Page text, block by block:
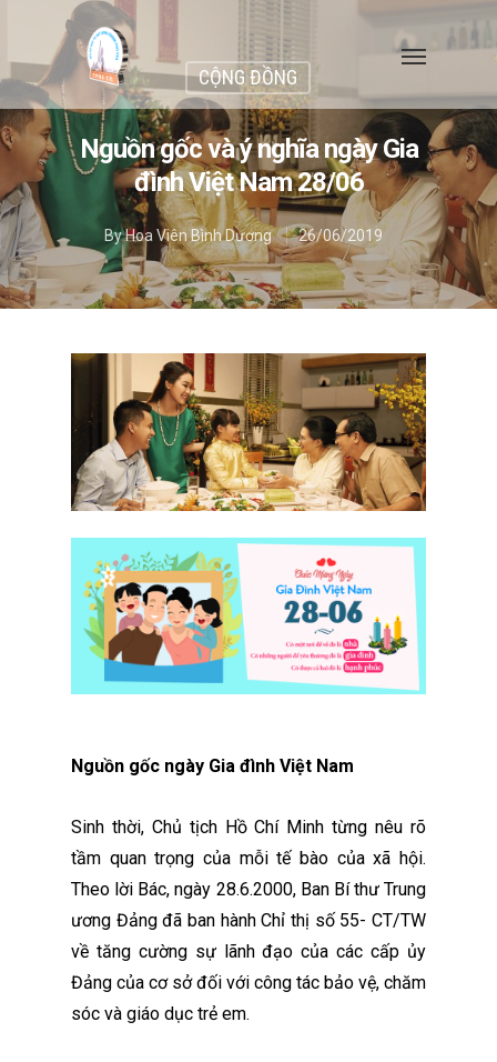
CỘNG ĐỒNG
Nguồn gốc và ý nghĩa ngày Gia
đình Việt Nam 28/06
ByHoa Viên Bình Dương 26/06/2019
Nguồn gốc ngày Gia đình Việt Nam
Sinh thời, Chủ tịch Hồ Chí Minh từng nêu rõ
tầm quan trọng của mỗi tế bào của xã hội.
Theo lời Bác, ngày 28.6.2000, Ban Bí thư Trung
ương Đảng đã ban hành Chỉ thị số 55- CT/TW
về tăng cường sự lãnh đạo của các cấp ủy
Đảng của cơ sở đối với công tác bảo vệ, chăm
sóc và giáo dục trẻ em.